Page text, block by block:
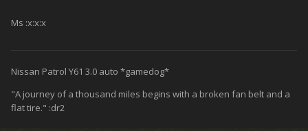
Ms :x:x:x
Nissan Patrol Y61 3.0 auto *gamedog*
"A journey of a thousand miles begins with a broken fan belt and a
flat tire." :dr2